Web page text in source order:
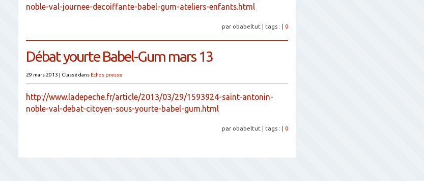
noble-val-journee-decoiffante-babel-gum-ateliers-enfants.html
par obabeltut | tags : | 0
Débat yourte Babel-Gum mars 13
29 mars 2013 | Classé dans Echos presse
http://www.ladepeche.fr/article/2013/03/29/1593924-saint-antonin-
noble-val-debat-citoyen-sous-yourte-babel-gum.html
par obabeltut | tags : | 0